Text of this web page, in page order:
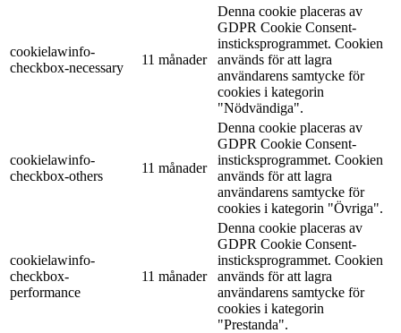
cookielawinfo-
checkbox-necessary
11 månader
Denna cookie placeras av
GDPR Cookie Consent-
insticksprogrammet. Cookien
används för att lagra
användarens samtycke för
cookies i kategorin
"Nödvändiga".
cookielawinfo-
checkbox-others
11 månader
Denna cookie placeras av
GDPR Cookie Consent-
insticksprogrammet. Cookien
används för att lagra
användarens samtycke för
cookies i kategorin "Övriga".
cookielawinfo-
checkbox-
performance
11 månader
Denna cookie placeras av
GDPR Cookie Consent-
insticksprogrammet. Cookien
används för att lagra
användarens samtycke för
cookies i kategorin
"Prestanda".